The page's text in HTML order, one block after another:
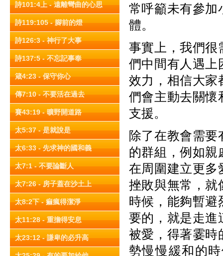
詩101:4上 - 遠離彎曲的心思
詩119:105 - 腳前的燈
詩126:3 - 神行了大事
詩137:5 - 不忘記事奉
箴4:23 - 保守你心
傳7:10 - 不要活在過去
賽43:19 - 曠野開道路
太5:37 - 是就說是
太6:33 - 先求神的國和義
太7:1 - 不要論斷人
太7:26 - 房子蓋在沙土上
太8:2下 - 痲瘋得潔淨
太11:28 - 重擔得安息
太23:12 - 謙卑的必升高
常呼籲未有參加
體。
事實上，我們很
們中間有人遇上
效力，相信大家
們會主動去關懷
支援。
除了在教會需
的群組，例如親
在周圍建立更多
挫敗與無常，就
時候，能夠暫避
要的，就是走進
被愛，得著霎時
勢慢慢緩和的